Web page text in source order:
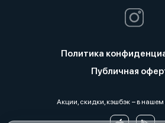
Политика
Публичная
Акции, скидки, кэшбэк − в